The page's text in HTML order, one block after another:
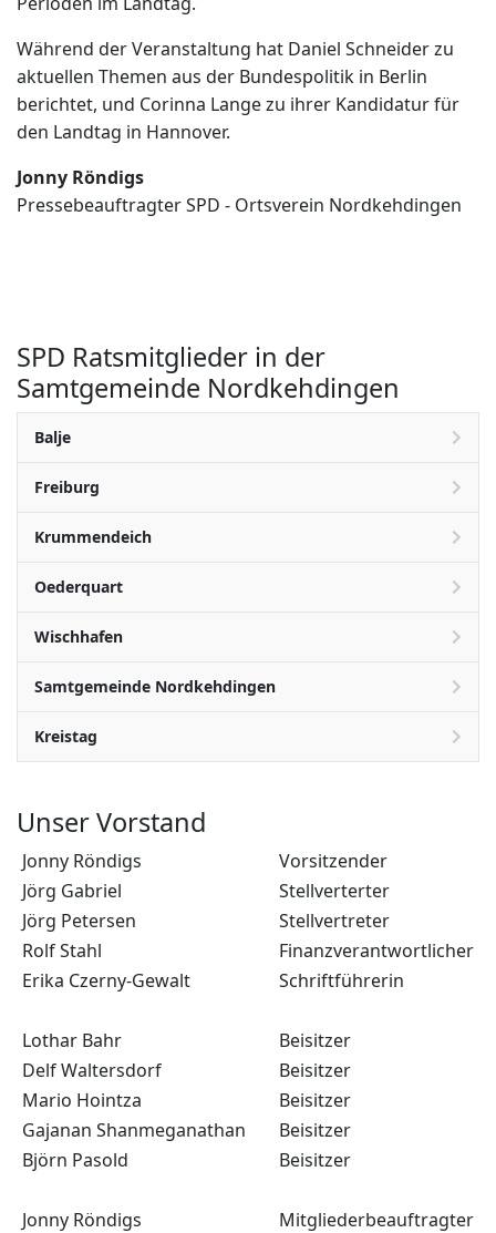
Während der Veranstaltung hat Daniel Schneider zu
aktuellen Themen aus der Bundespolitik in Berlin
berichtet, und Corinna Lange zu ihrer Kandidatur für
den Landtag in Hannover.
Jonny Röndigs
Pressebeauftragter SPD - Ortsverein Nordkehdingen
SPD Ratsmitglieder in der
Samtgemeinde Nordkehdingen
Balje
Freiburg
Krummendeich
Oederquart
Wischhafen
Samtgemeinde Nordkehdingen
Kreistag
Unser Vorstand
Jonny Röndigs
Vorsitzender
Jörg Gabriel
Stellverterter
Jörg Petersen
Stellvertreter
Rolf Stahl
Finanzverantwortlicher
Erika Czerny-Gewalt
Schriftführerin
Lothar Bahr
Beisitzer
Delf Waltersdorf
Beisitzer
Mario Hointza
Beisitzer
Gajanan Shanmeganathan
Beisitzer
Björn Pasold
Beisitzer
Jonny Röndigs
Mitgliederbeauftragter